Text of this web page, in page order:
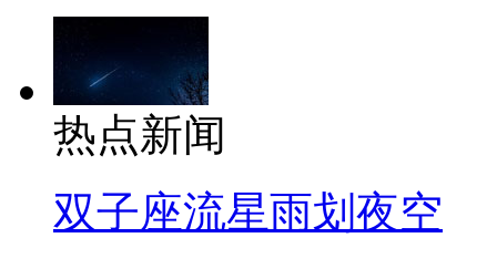
热点新闻
双子座流星雨划夜空